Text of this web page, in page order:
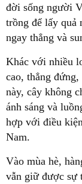
đời sống người
trồng để lấy quả
ngay thẳng và
Khác với nhiều
cao, thẳng
này, cây không
ánh sáng và
hợp với điều
Nam.
Vào mùa hè,
vẫn giữ được sự